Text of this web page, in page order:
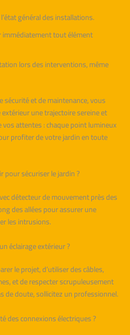
général des installations.
immédiatement tout élément
lors des interventions, même
sécurité et de maintenance, vous
une trajectoire sereine et
attentes : chaque point lumineux
profiter de votre jardin en toute
pour sécuriser le jardin ?
détecteur de mouvement près des
des allées pour assurer une
les intrusions.
éclairage extérieur ?
le projet, d’utiliser des câbles,
et de respecter scrupuleusement
de doute, sollicitez un professionnel.
des connexions électriques ?